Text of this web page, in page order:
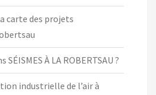
carte des projets
SÉISMES À LA ROBERTSAU ?
industrielle de l’air à